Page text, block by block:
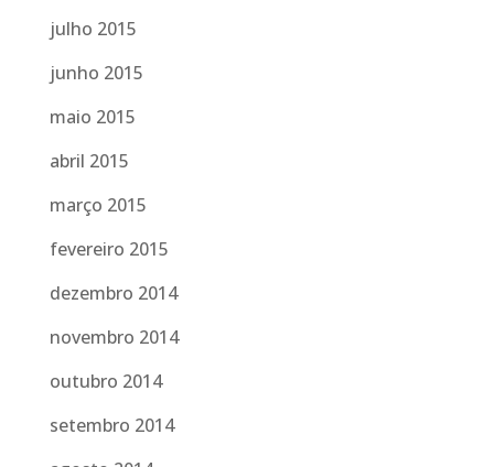
julho 2015
junho 2015
maio 2015
abril 2015
março 2015
fevereiro 2015
dezembro 2014
novembro 2014
outubro 2014
setembro 2014